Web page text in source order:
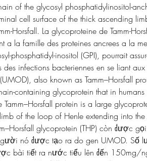
of the glycosyl phosphatidylinositol-
cell surface of the thick ascending
Horsfall. La glycoproteine de Tamm-
a la famille des proteines ancrees a la
phosphatidyl-inositol (GPI), pourrait
des infections bacteriennes en se liant
also known as Tamm–Horsfall
containing glycoprotein that in
Tamm–Horsfall protein is a large
of the loop of Henle extending into
glycoprotein (THP) còn được
nó được tạo ra do gen UMOD. Số
bài tiết ra nước tiểu lên đến 150mg/